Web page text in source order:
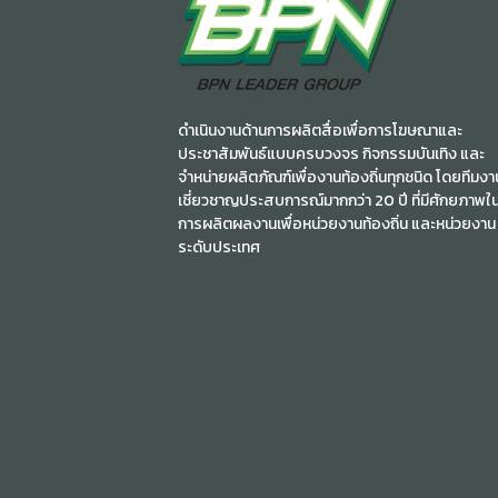
ดำเนินงานด้านการผลิตสื่อเพื่อการโฆษณาและ
ประชาสัมพันธ์แบบครบวงจร กิจกรรมบันเทิง และ
จำหน่ายผลิตภัณฑ์เพื่องานท้องถิ่นทุกชนิด โดยทีมง
เชี่ยวชาญประสบการณ์มากกว่า 20 ปี ที่มีศักยภาพใ
การผลิตผลงานเพื่อหน่วยงานท้องถิ่น และหน่วยงาน
ระดับประเทศ